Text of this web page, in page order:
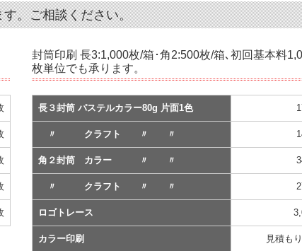
。ご相談ください。
封筒印刷 長3:1,000枚/箱･角2:500枚/箱､初回基本料
枚単位でも承ります。
長３封筒 パステルカラー80g 片面1色
〃 クラフト 〃 〃
角２封筒 カラー 〃 〃
〃 クラフト 〃 〃
ロゴトレース
カラー印刷 見積も